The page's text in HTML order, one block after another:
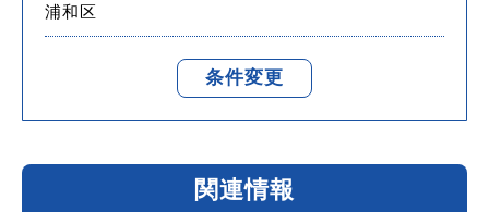
浦和区
条件変更
関連情報